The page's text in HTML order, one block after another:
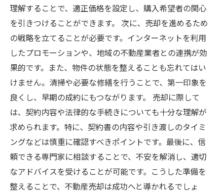
理解することで、適正価格を設定し、購入希望者の関心
を引きつけることができます。 次に、売却を進めるため
の戦略を立てることが必要です。インターネットを利用
したプロモーションや、地域の不動産業者との連携が効
果的です。また、物件の状態を整えることも忘れてはい
けません。清掃や必要な修繕を行うことで、第一印象を
良くし、早期の成約にもつながります。 売却に際して
は、契約内容や法律的な手続きについても十分な理解が
求められます。特に、契約書の内容や引き渡しのタイミ
ングなどは慎重に確認すべきポイントです。最後に、信
頼できる専門家に相談することで、不安を解消し、適切
なアドバイスを受けることが可能です。こうした準備を
整えることで、不動産売却は成功へと導かれるでしょ